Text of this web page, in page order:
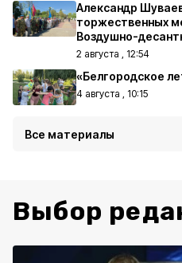
Александр
торжественных
Воздушно-
2 августа , 12:54
«Белгородское
4 августа , 10:15
Все материалы
Выбор